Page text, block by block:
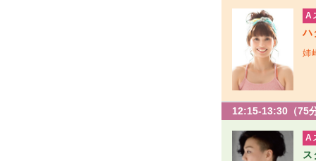
A
ハ
姉
12:15-13:30（75分
A